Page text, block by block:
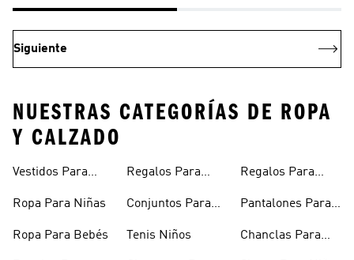
Siguiente
NUESTRAS CATEGORÍAS DE ROPA
Y CALZADO
Vestidos Para
Ropa Para Niñas
Ropa Para Bebés
Regalos Para
Conjuntos Para
Tenis Niños
Regalos Para
Pantalones Para
Chanclas Para